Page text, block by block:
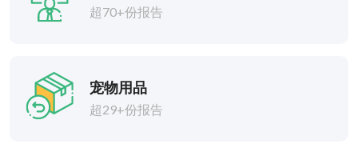
超70+份报告
宠物用品
超29+份报告